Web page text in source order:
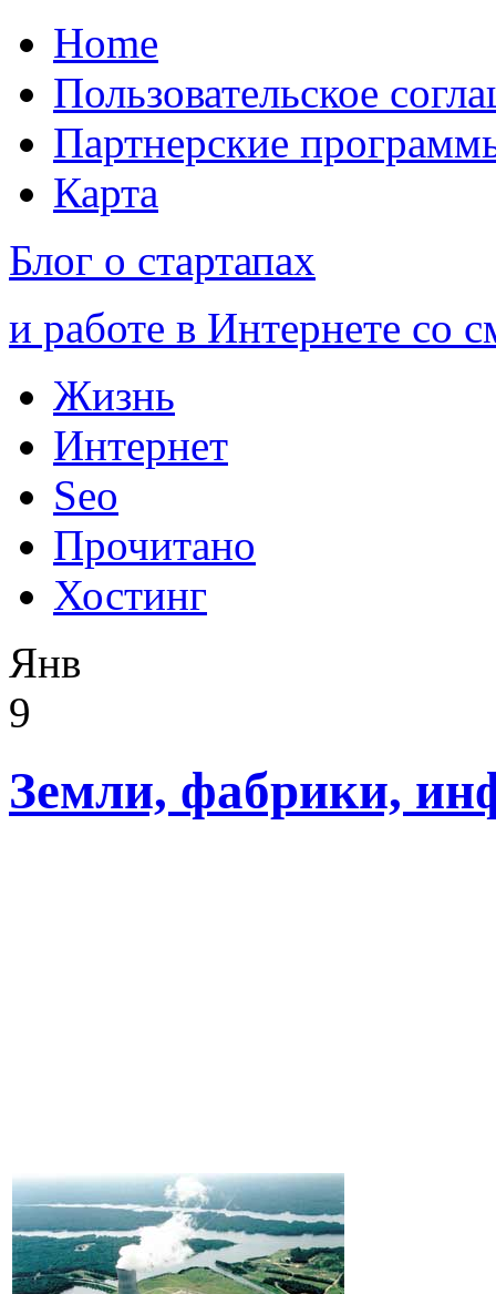
Home
Пользовательское
Партнерские
Карта
Блог о стартапах
и работе в Интернете со
Жизнь
Интернет
Seo
Прочитано
Хостинг
Янв
9
Земли, фабрики,